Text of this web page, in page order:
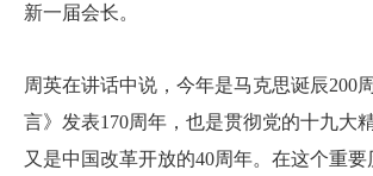
新一届会长。
周英在讲话中说，今年是马克思诞辰200
言》发表170周年，也是贯彻党的十九大
又是中国改革开放的40周年。在这个重要